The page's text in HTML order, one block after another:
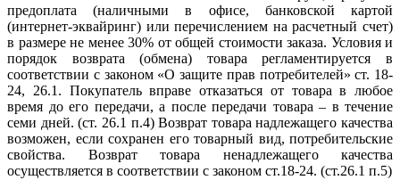
предоплата (наличными в офисе, банковской картой
(интернет-эквайринг) или перечислением на расчетный счет)
в размере не менее 30% от общей стоимости заказа. Условия и
порядок возврата (обмена) товара регламентируется в
соответствии с законом «О защите прав потребителей» ст. 18-
24, 26.1. Покупатель вправе отказаться от товара в любое
время до его передачи, а после передачи товара – в течение
семи дней. (ст. 26.1 п.4) Возврат товара надлежащего качества
возможен, если сохранен его товарный вид, потребительские
свойства. Возврат товара ненадлежащего качества
осуществляется в соответствии с законом ст.18-24. (ст.26.1 п.5)